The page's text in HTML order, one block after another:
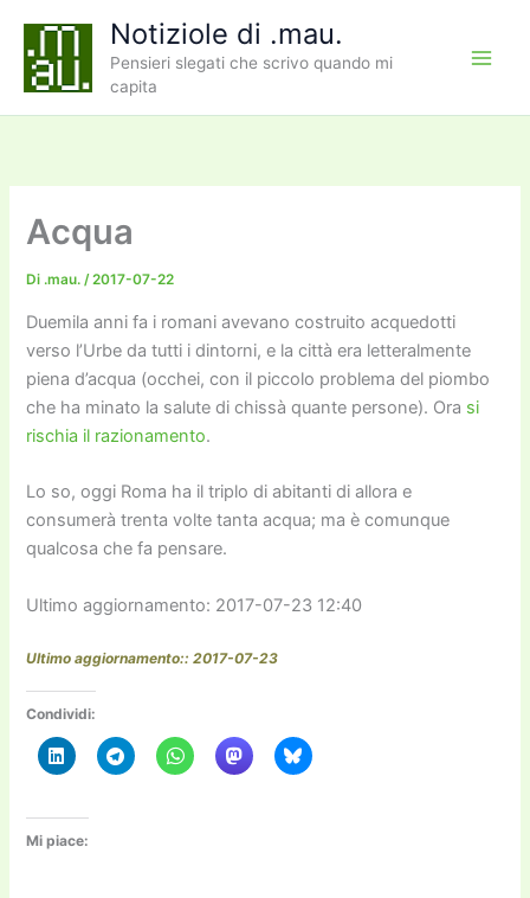
contenuto
Notiziole di .mau.
Pensieri slegati che scrivo quando mi
capita
Acqua
Di .mau./2017-07-22
Duemila anni fa i romani avevano costruito acquedotti
verso l’Urbe da tutti i dintorni, e la città era letteralmente
piena d’acqua (occhei, con il piccolo problema del piombo
che ha minato la salute di chissà quante persone). Ora si
rischia il razionamento.
Lo so, oggi Roma ha il triplo di abitanti di allora e
consumerà trenta volte tanta acqua; ma è comunque
qualcosa che fa pensare.
Ultimo aggiornamento: 2017-07-23 12:40
Ultimo aggiornamento:: 2017-07-23
Condividi:
Mi piace: